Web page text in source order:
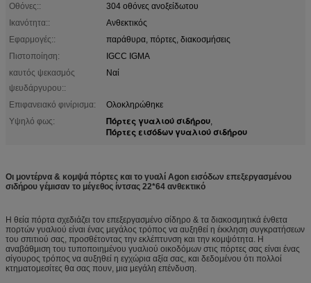
Οθόνες::
304 οθόνες ανοξείδωτου
Ικανότητα::
Ανθεκτικός
Εφαρμογές::
παράθυρα, πόρτες, διακοσμήσεις
Πιστοποίηση:
IGCC IGMA
καυτός ψεκασμός
ψευδάργυρου::
Ναί
Επιφανειακό φινίρισμα:
Ολοκληρώθηκε
Υψηλό φως:
Πόρτες γυαλιού σιδήρου,
Πόρτες εισόδων γυαλιού σιδήρου
Οι μοντέρνα & κομψά πόρτες και το γυαλί Agon εισόδων επεξεργασμένου
σιδήρου γέμισαν το μέγεθος ίντσας 22*64 ανθεκτικό
Η θεία πόρτα σχεδιάζει τον επεξεργασμένο σίδηρο & τα διακοσμητικά ένθετα
πορτών γυαλιού είναι ένας μεγάλος τρόπος να αυξηθεί η έκκληση συγκρατήσεων
του σπιτιού σας, προσθέτοντας την εκλέπτυνση και την κομψότητα. Η
αναβάθμιση του τυποποιημένου γυαλιού οικοδόμων στις πόρτες σας είναι ένας
σίγουρος τρόπος να αυξηθεί η εγχώρια αξία σας, και δεδομένου ότι πολλοί
κτηματομεσίτες θα σας πουν, μια μεγάλη επένδυση.